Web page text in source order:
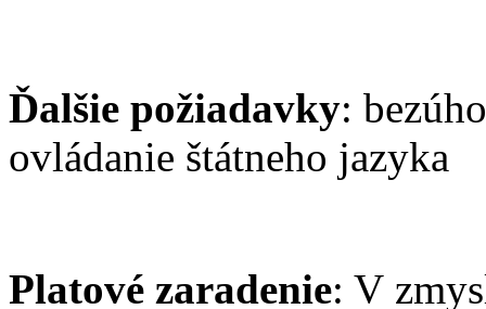
Ďalšie požiadavky:
ovládanie štátneho jazyka
Platové zaradenie: V